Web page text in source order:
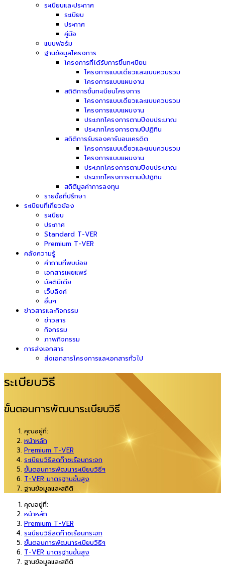
ระเบียบและประกาศ
ระเบียบ
ประกาศ
คู่มือ
แบบฟอร์ม
ฐานข้อมูลโครงการ
โครงการที่ได้รับการขึ้นทะเบียน
โครงการแบบเดี่ยวและแบบควบรวม
โครงการแบบแผนงาน
สถิติการขึ้นทะเบียนโครงการ
โครงการแบบเดี่ยวและแบบควบรวม
โครงการแบบแผนงาน
ประเภทโครงการตามปีงบประมาณ
ประเภทโครงการตามปีปฏิทิน
สถิติการรับรองคาร์บอนเครดิต
โครงการแบบเดี่ยวและแบบควบรวม
โครงการแบบแผนงาน
ประเภทโครงการตามปีงบประมาณ
ประเภทโครงการตามปีปฏิทิน
สถิติมูลค่าการลงทุน
รายชื่อที่ปรึกษา
ระเบียบที่เกี่ยวข้อง
ระเบียบ
ประกาศ
Standard T-VER
Premium T-VER
คลังความรู้
คำถามที่พบบ่อย
เอกสารเผยแพร่
มัลติมีเดีย
เว็บลิงค์
อื่นๆ
ข่าวสารและกิจกรรม
ข่าวสาร
กิจกรรม
ภาพกิจกรรม
การส่งเอกสาร
ส่งเอกสารโครงการและเอกสารทั่วไป
ระเบียบวิธี
ขั้นตอนการพัฒนาระเบียบวิธี
คุณอยู่ที่:
หน้าหลัก
Premium T-VER
ระเบียบวิธีลดก๊าซเรือนกระจก
ขั้นตอนการพัฒนาระเบียบวิธีฯ
T-VER มาตรฐานขั้นสูง
ฐานข้อมูลและสถิติ
คุณอยู่ที่:
หน้าหลัก
Premium T-VER
ระเบียบวิธีลดก๊าซเรือนกระจก
ขั้นตอนการพัฒนาระเบียบวิธีฯ
T-VER มาตรฐานขั้นสูง
ฐานข้อมูลและสถิติ